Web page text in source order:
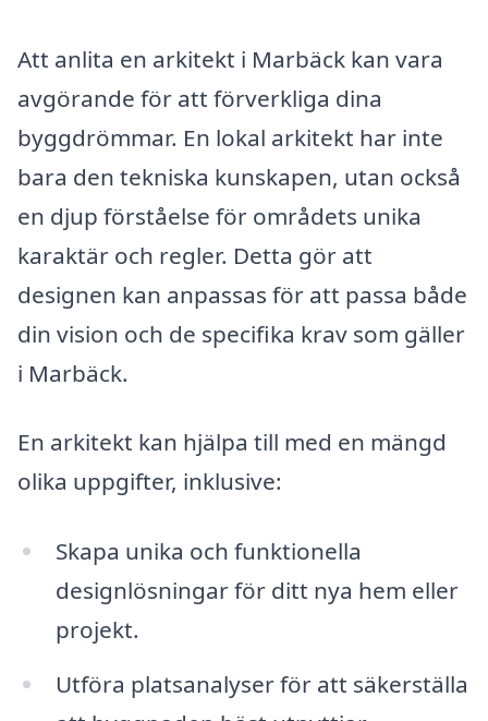
Att anlita en arkitekt i Marbäck kan vara
avgörande för att förverkliga dina
byggdrömmar. En lokal arkitekt har inte
bara den tekniska kunskapen, utan också
en djup förståelse för områdets unika
karaktär och regler. Detta gör att
designen kan anpassas för att passa både
din vision och de specifika krav som gäller
i Marbäck.
En arkitekt kan hjälpa till med en mängd
olika uppgifter, inklusive:
Skapa unika och funktionella
designlösningar för ditt nya hem eller
projekt.
Utföra platsanalyser för att säkerställa